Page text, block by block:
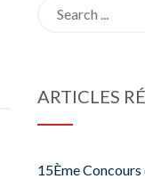
ARTICLES
15Ème